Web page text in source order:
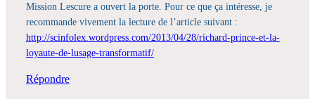
Mission Lescure a ouvert la porte. Pour ce que ça intéresse, je
recommande vivement la lecture de l’article suivant :
http://scinfolex.wordpress.com/2013/04/28/richard-prince-et-la-
loyaute-de-lusage-transformatif/
Répondre